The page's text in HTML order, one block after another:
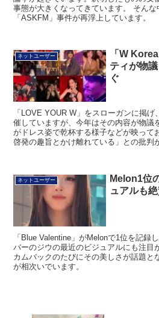
事態が大きくなってきています。 そん
「ASKFM」事件が再浮上しています。
ネットユーザー
「W
ティが物
ぐ
「LOVE YOUR W」をスローガンに掲
催していますが、今年はその内容が物議
がドレス姿で乾杯する様子などが映って
啓発の趣旨とかけ離れている」との批判
ネットユーザー
Melon1位
ュアルも
「Blue Valentine」がMelonで1位を記録
バーのジウの最近のビジュアルにも注目
カムバックのたびにその美しさが話題と
が相次いでいます。